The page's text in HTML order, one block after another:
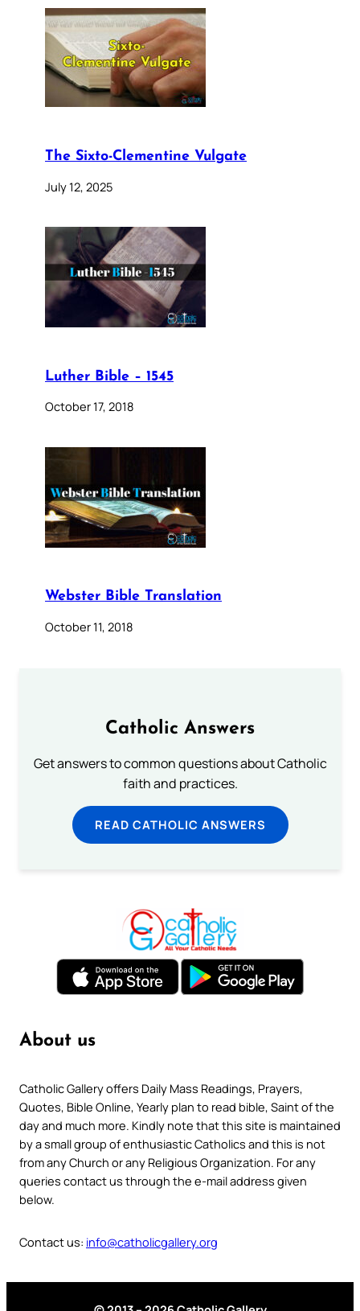
The Sixto-Clementine Vulgate
July 12, 2025
Luther Bible – 1545
October 17, 2018
Webster Bible Translation
October 11, 2018
Catholic Answers
Get answers to common questions about Catholic
faith and practices.
READ CATHOLIC ANSWERS
About us
Catholic Gallery offers Daily Mass Readings, Prayers,
Quotes, Bible Online, Yearly plan to read bible, Saint of the
day and much more. Kindly note that this site is maintained
by a small group of enthusiastic Catholics and this is not
from any Church or any Religious Organization. For any
queries contact us through the e-mail address given
below.
Contact us: info@catholicgallery.org